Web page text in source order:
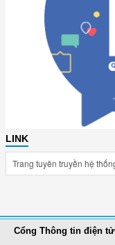
LINK
Cổng Thông tin điện tử